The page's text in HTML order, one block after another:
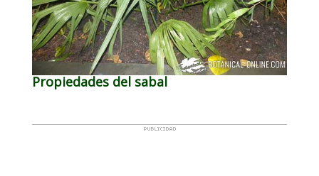
Propiedades del sabal